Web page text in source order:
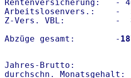
Rentenversicherung:   -
Arbeitslosenvers.:    -
Z-Vers. VBL:          -
Abzüge gesamt:        -
Jahres-